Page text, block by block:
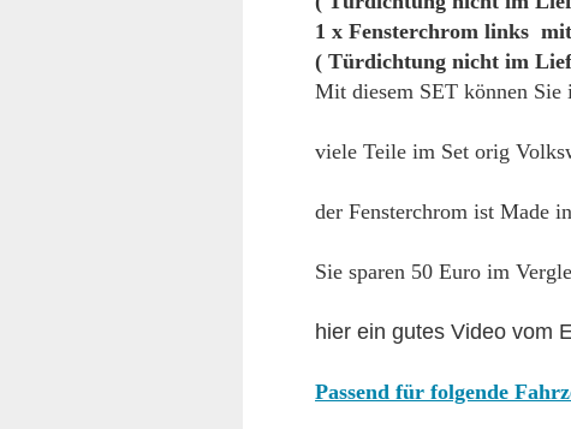
1 x Fensterchrom links
( Türdichtung nicht im
Mit diesem SET können Sie
viele Teile im Set orig
der Fensterchrom ist Made
Sie sparen 50 Euro im
hier ein gutes Video vom
Passend für folgende